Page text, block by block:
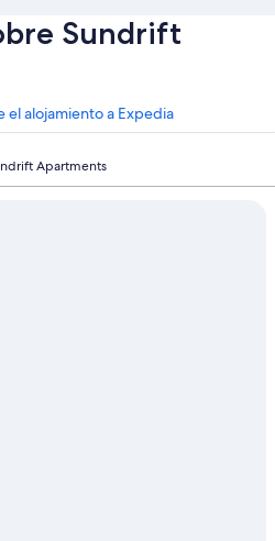
Sundrift
el alojamiento a Expedia
Apartments